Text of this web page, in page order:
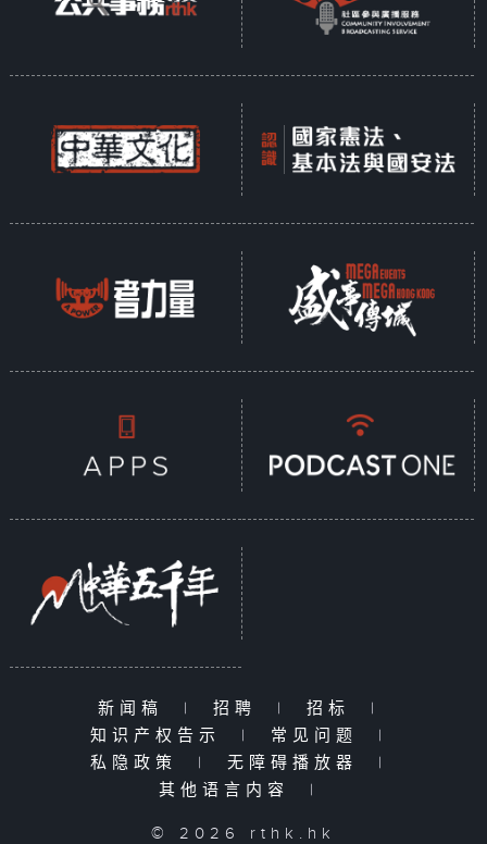
新闻稿 | 招聘 | 招标
|
知识产权告示
| 常见问题
|
私隐政策
| 无障碍播放器
|
其他语言内容
|
© 2026 rthk.hk